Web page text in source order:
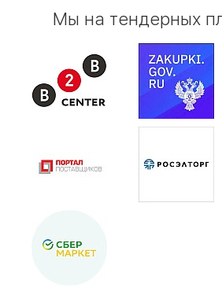
Мы на тендерных